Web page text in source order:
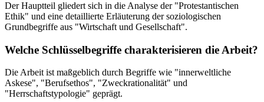
Der Hauptteil gliedert sich in die Analyse der "Protestantischen
Ethik" und eine detaillierte Erläuterung der soziologischen
Grundbegriffe aus "Wirtschaft und Gesellschaft".
Welche Schlüsselbegriffe charakterisieren die Arbeit?
Die Arbeit ist maßgeblich durch Begriffe wie "innerweltliche
Askese", "Berufsethos", "Zweckrationalität" und
"Herrschaftstypologie" geprägt.